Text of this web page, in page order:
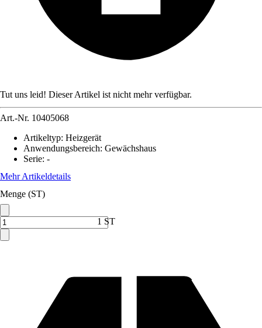
Tut uns leid! Dieser Artikel ist nicht mehr verfügbar.
Art.-Nr. 10405068
Artikeltyp: Heizgerät
Anwendungsbereich: Gewächshaus
Serie: -
Mehr Artikeldetails
Menge (ST)
1 ST